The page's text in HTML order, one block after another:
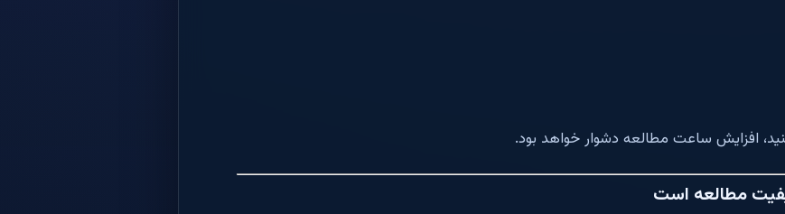
افزایش ساعت مطالعه دشوار خواهد بود.
مطالعه است